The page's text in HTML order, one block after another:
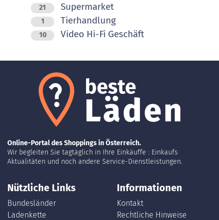
21 Supermarket
1 Tierhandlung
10 Video Hi-Fi Geschäft
Online-Portal des Shoppings in Österreich.
Wir begleiten Sie tagtäglich in Ihre Einkäuffe : Einkaufs
Aktualitäten und noch andere Service-Dienstleistungen.
Nützliche Links
Bundesländer
Ladenkette
Informationen
Kontakt
Rechtliche Hinweise